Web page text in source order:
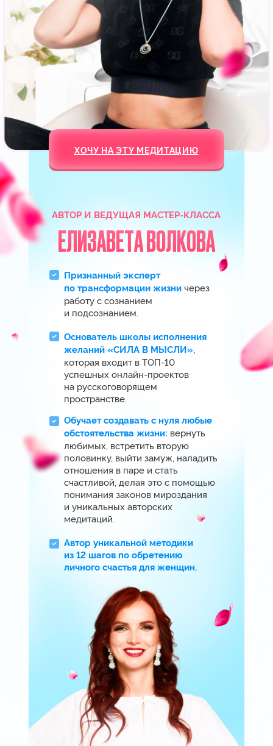
Моя история любви — прямое
доказательство того, что
эта методика работает на
Я расскажу свою историю
на мастер-классе!
“
“
с мужчинами не складывались. Меня
предавали, бросали через 1−3 месяца
после начала отношений. Более 5 лет
я ждала предложения руки и сердца
от бывшего парня, но так
и не дождалась…
Сейчас я счастлива замужем
за любимым мужчиной.В 2020 году
моя мечта о свадьбе на Мальдивах
исполнилась!
Благодаря своей методике
реализовала уже тысячи самых
по миру, купила недвижимость в самом
престижном районе Дубая, позже
переехала в Америку, приобрела дом
за 1 200 000 $ и машину Range Rover
И сегодня я точно знаю:то, что сейчас
вам кажется недостижимым
и далеким, МОЖЕТ стать вашей
и легче, чем вы думаете. «
КРУТО! ИДУ НА ВСТРЕЧУ
ХОЧУ НАПИСАТЬ СВОЮ LOVE
STORY! ИДУ НА МАСТЕР-КЛАСС